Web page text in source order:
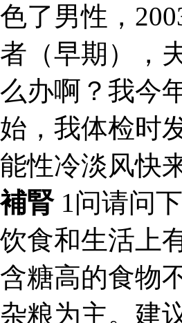
色了男性，
者（早期），
么办啊？我今
始，我体检时
能性冷淡风快
補腎1问请问
饮食和生活上
含糖高的食物
杂粮为主。建